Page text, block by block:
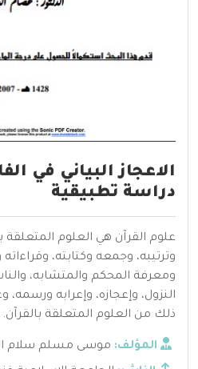
الاعجاز البياني في
دراسة تطبيقية
علوم القرآن هي العلوم المتعلقة
وترتيبه، وجمعه وكتابته،
ومعرفة المحكم والمتشابه،
النزول، وإعجازه، وإعرابه ورسمه،
ذلك من العلوم المتعلقة بالقرآن.
المؤلف: موسى مسلم سلام